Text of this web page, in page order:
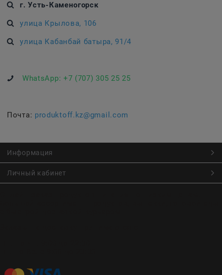
г. Усть-Каменогорск
улица Крылова, 106
улица Кабанбай батыра, 91/4
WhatsApp: +7 (707) 305 25 25
Почта: produktoff.kz@gmail.com
Информация
Личный кабинет